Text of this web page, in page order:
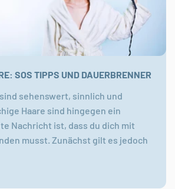
SOS TIPPS UND DAUERBRENNER
sehenswert, sinnlich und
Haare sind hingegen ein
Nachricht ist, dass du dich mit
musst. Zunächst gilt es jedoch